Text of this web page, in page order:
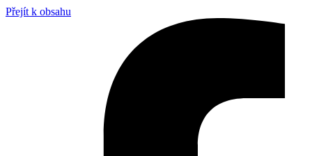
Přejít k obsahu